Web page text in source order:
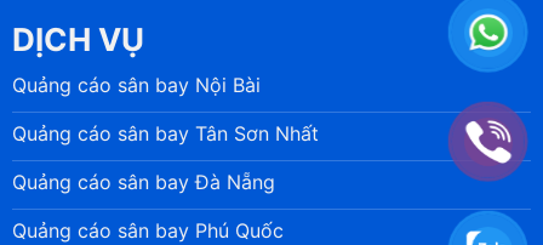
DỊCH VỤ
Quảng cáo sân bay Nội Bài
Quảng cáo sân bay Tân Sơn Nhất
Quảng cáo sân bay Đà Nẵng
Quảng cáo sân bay Phú Quốc